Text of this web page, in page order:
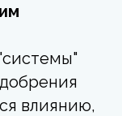
влиянию,